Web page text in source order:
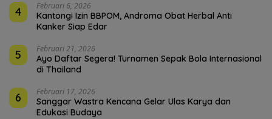
4 Februari 6, 2026
Kantongi Izin BBPOM, Androma Obat Herbal Anti
Kanker Siap Edar
5 Februari 21, 2026
Ayo Daftar Segera! Turnamen Sepak Bola Internasional
di Thailand
6 Februari 17, 2026
Sanggar Wastra Kencana Gelar Ulas Karya dan
Edukasi Budaya